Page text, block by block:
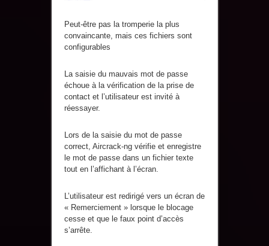
Peut-être pas la tromperie la plus
convaincante, mais ces fichiers sont
configurables
La saisie du mauvais mot de passe
échoue à la vérification de la prise de
contact et l’utilisateur est invité à
réessayer.
Lors de la saisie du mot de passe
correct, Aircrack-ng vérifie et enregistre
le mot de passe dans un fichier texte
tout en l’affichant à l’écran.
L’utilisateur est redirigé vers un écran de
« Remerciement » lorsque le blocage
cesse et que le faux point d’accès
s’arrête.